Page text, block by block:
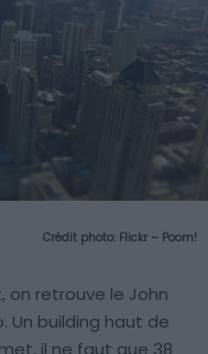
Crédit photo: Flickr – Poom!
on retrouve le John
Un building haut de
il ne faut que 38